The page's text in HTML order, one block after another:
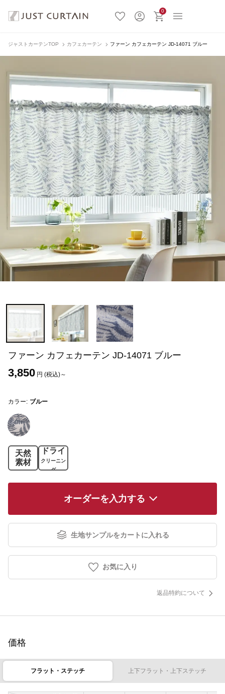
0
ジャストカーテンTOP カフェカーテン ファーン カフェカーテン JD-14071 ブルー
ファーン カフェカーテン JD-14071 ブルー
3,850 円 (税込)～
カラー: ブルー
天然
素材
ドライ
クリーニン
グ
オーダーを入力する
生地サンプルをカートに入れる
お気に入り
返品特約について
価格
フラット・ステッチ 上下フラット・上下ステッチ